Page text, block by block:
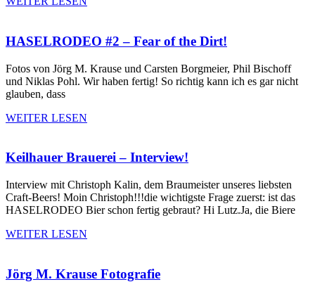
HASELRODEO #2 – Fear of the Dirt!
Fotos von Jörg M. Krause und Carsten Borgmeier, Phil Bischoff
und Niklas Pohl. Wir haben fertig! So richtig kann ich es gar nicht
glauben, dass
WEITER LESEN
Keilhauer Brauerei – Interview!
Interview mit Christoph Kalin, dem Braumeister unseres liebsten
Craft-Beers! Moin Christoph!!!die wichtigste Frage zuerst: ist das
HASELRODEO Bier schon fertig gebraut? Hi Lutz.Ja, die Biere
WEITER LESEN
Jörg M. Krause Fotografie